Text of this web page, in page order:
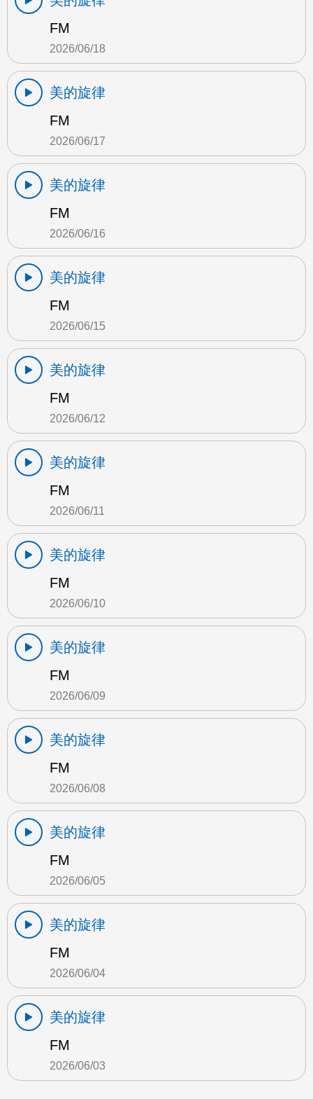
FM
2026/06/18
美的旋律
FM
2026/06/17
美的旋律
FM
2026/06/16
美的旋律
FM
2026/06/15
美的旋律
FM
2026/06/12
美的旋律
FM
2026/06/11
美的旋律
FM
2026/06/10
美的旋律
FM
2026/06/09
美的旋律
FM
2026/06/08
美的旋律
FM
2026/06/05
美的旋律
FM
2026/06/04
美的旋律
FM
2026/06/03